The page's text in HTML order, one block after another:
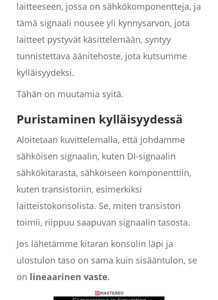
laitteeseen, jossa on sähkökomponentteja, ja
tämä signaali nousee yli kynnysarvon, jota
laitteet pystyvät käsittelemään, syntyy
tunnistettava äänitehoste, jota kutsumme
kylläisyydeksi.
Tähän on muutamia syitä.
Puristaminen kylläisyydessä
Aloitetaan kuvittelemalla, että johdamme
sähköisen signaalin, kuten DI-signaalin
sähkökitarasta, sähköiseen komponenttiin,
kuten transistoriin, esimerkiksi
laitteistokonsolista. Se, miten transistori
toimii, riippuu saapuvan signaalin tasosta.
Jos lähetämme kitaran konsolin läpi ja
ulostulon taso on sama kuin sisääntulon, se
on lineaarinen vaste.